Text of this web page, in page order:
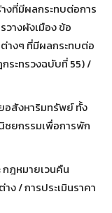
งที่มีผลกระทบต่อการ
างผังเมือง ข้อ
างๆ ที่มีผลกระทบต่อ
ระทรวงฉบับที่ 55) /
สังหาริมทรัพย์ ทั้ง
ยกรรมเพื่อการพัก
กฎหมายเวนคืน
/ การประเมินราคา